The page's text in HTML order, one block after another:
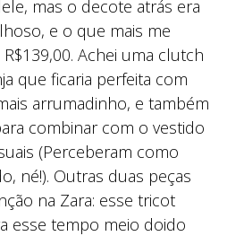
mas o decote atrás era
e o que mais me
Achei uma clutch
que ficaria perfeita com
arrumadinho, e também
combinar com o vestido
(Perceberam como
né!). Outras duas peças
na Zara: esse tricot
esse tempo meio doido